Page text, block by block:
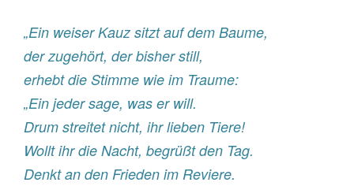
„Ein weiser Kauz sitzt auf dem Baume,
der zugehört, der bisher still,
erhebt die Stimme wie im Traume:
„Ein jeder sage, was er will.
Drum streitet nicht, ihr lieben Tiere!
Wollt ihr die Nacht, begrüßt den Tag.
Denkt an den Frieden im Reviere.